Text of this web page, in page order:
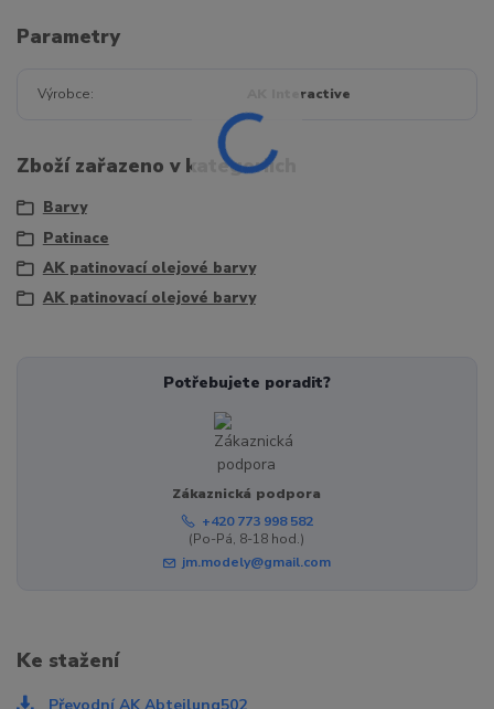
Parametry
Výrobce AK Interactive
Zboží zařazeno v kategoriích
Barvy
Patinace
AK patinovací olejové barvy
AK patinovací olejové barvy
Potřebujete poradit?
Zákaznická podpora
+420 773 998 582
(Po-Pá, 8-18 hod.)
jm.modely@gmail.com
Ke stažení